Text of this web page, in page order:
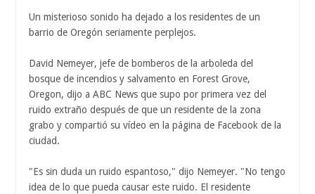
Un misterioso sonido ha dejado a los residentes de un
barrio de Oregón seriamente perplejos.
David Nemeyer, jefe de bomberos de la arboleda del
bosque de incendios y salvamento en Forest Grove,
Oregon, dijo a ABC News que supo por primera vez del
ruido extraño después de que un residente de la zona
grabo y compartió su vídeo en la página de Facebook de la
ciudad.
"Es sin duda un ruido espantoso," dijo Nemeyer. "No tengo
idea de lo que pueda causar este ruido. El residente